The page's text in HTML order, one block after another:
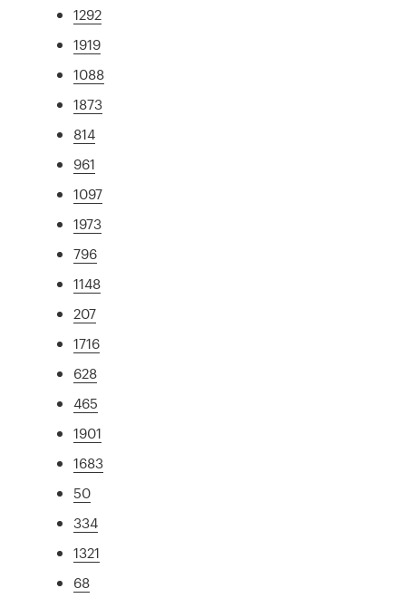
1292
1919
1088
1873
814
961
1097
1973
796
1148
207
1716
628
465
1901
1683
50
334
1321
68